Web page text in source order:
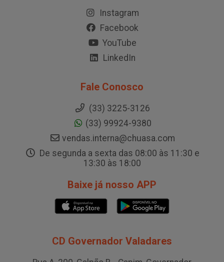
Instagram
Facebook
YouTube
LinkedIn
Fale Conosco
(33) 3225-3126
(33) 99924-9380
vendas.interna@chuasa.com
De segunda a sexta das 08:00 às 11:30 e
13:30 às 18:00
Baixe já nosso APP
CD Governador Valadares